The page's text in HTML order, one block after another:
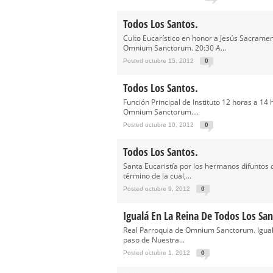
Solemne y devoto Besamanos
Función Principal de Instituto
Besapié y Besamano en la
Gitanos: Besamanos del Señor
Besamanos del Señor de la
Todos Los Santos.
Culto Eucarístico en honor a Jesús
Omnium Sanctorum. 20:30 A...
Posted octubre 15, 2012 0
Todos Los Santos.
Función Principal de Instituto 12 horas a 14
Omnium Sanctorum....
Posted octubre 10, 2012 0
Todos Los Santos.
Santa Eucaristía por los hermanos difuntos
término de la cual,...
Posted octubre 9, 2012 0
Igualá En La Reina De Todos Los
Real Parroquia de Omnium Sanctorum.
paso de Nuestra...
Posted octubre 1, 2012 0